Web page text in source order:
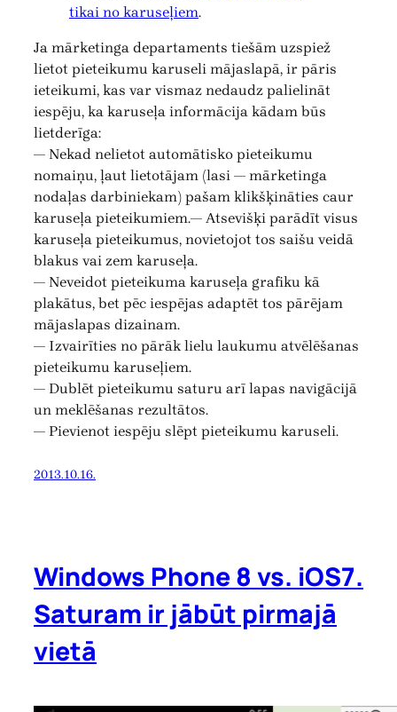
tikai no karuseļiem.
Ja mārketinga departaments tiešām uzspiež
lietot pieteikumu karuseli mājaslapā, ir pāris
ieteikumi, kas var vismaz nedaudz palielināt
iespēju, ka karuseļa informācija kādam būs
lietderīga:
— Nekad nelietot automātisko pieteikumu
nomaiņu, ļaut lietotājam (lasi — mārketinga
nodaļas darbiniekam) pašam klikšķināties caur
karuseļa pieteikumiem.— Atsevišķi parādīt visus
karuseļa pieteikumus, novietojot tos saišu veidā
blakus vai zem karuseļa.
— Neveidot pieteikuma karuseļa grafiku kā
plakātus, bet pēc iespējas adaptēt tos pārējam
mājaslapas dizainam.
— Izvairīties no pārāk lielu laukumu atvēlēšanas
pieteikumu karuseļiem.
— Dublēt pieteikumu saturu arī lapas navigācijā
un meklēšanas rezultātos.
— Pievienot iespēju slēpt pieteikumu karuseli.
2013.10.16.
Windows Phone 8 vs. iOS7.
Saturam ir jābūt pirmajā
vietā